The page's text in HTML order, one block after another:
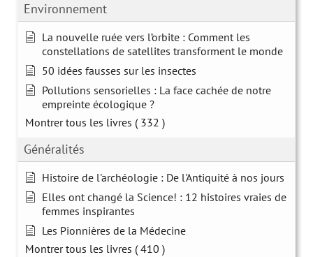
Environnement
La nouvelle ruée vers l’orbite : Comment les
constellations de satellites transforment le monde
50 idées fausses sur les insectes
Pollutions sensorielles : La face cachée de notre
empreinte écologique ?
Montrer tous les livres ( 332 )
Généralités
Histoire de l'archéologie : De l'Antiquité à nos jours
Elles ont changé la Science! : 12 histoires vraies de
femmes inspirantes
Les Pionnières de la Médecine
Montrer tous les livres ( 410 )